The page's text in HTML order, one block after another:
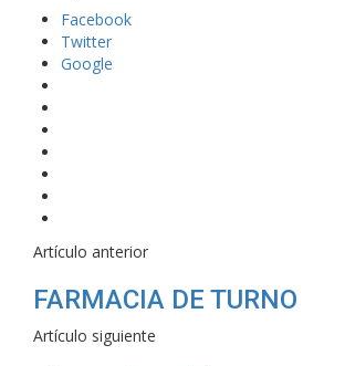
Facebook
Twitter
Google
Artículo anterior
FARMACIA DE TURNO
Artículo siguiente